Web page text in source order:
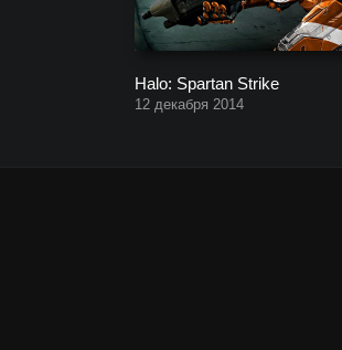
Halo: Spartan Strike
12 декабря 2014